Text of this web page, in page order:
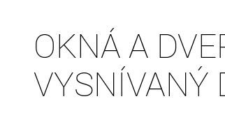
OKNÁ A
VYSNÍVANÝ